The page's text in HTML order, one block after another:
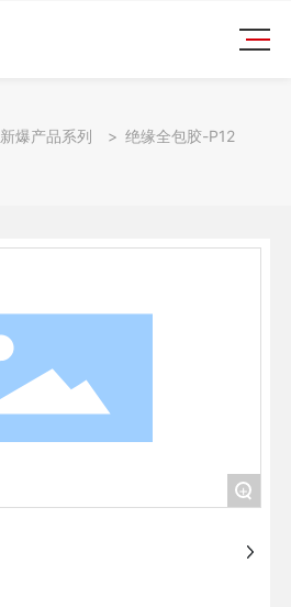
新爆产品系列 绝缘全包胶-P12
+